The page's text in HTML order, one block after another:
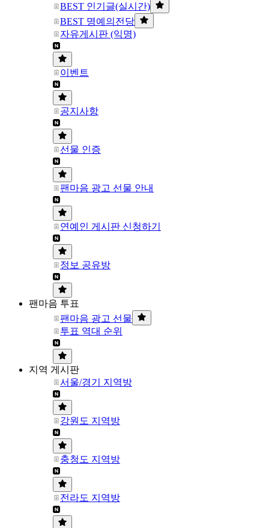
BEST 인기글(실시간)
BEST 명예의전당
자유게시판 (익명)
이벤트
공지사항
선물 인증
팬마음 광고 선물 안내
연예인 게시판 신청하기
정보 공유방
팬마음 투표
팬마음 광고 선물
투표 역대 순위
지역 게시판
서울/경기 지역방
강원도 지역방
충청도 지역방
전라도 지역방